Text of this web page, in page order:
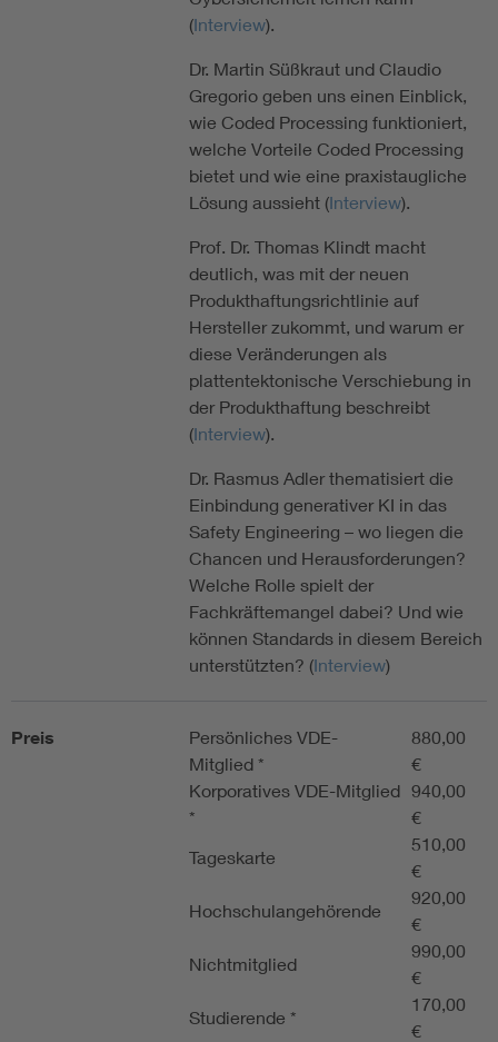
(Interview).
Dr. Martin Süßkraut und Claudio
Gregorio geben uns einen Einblick,
wie Coded Processing funktioniert,
welche Vorteile Coded Processing
bietet und wie eine praxistaugliche
Lösung aussieht (Interview).
Prof. Dr. Thomas Klindt macht
deutlich, was mit der neuen
Produkthaftungsrichtlinie auf
Hersteller zukommt, und warum er
diese Veränderungen als
plattentektonische Verschiebung in
der Produkthaftung beschreibt
(Interview).
Dr. Rasmus Adler thematisiert die
Einbindung generativer KI in das
Safety Engineering – wo liegen die
Chancen und Herausforderungen?
Welche Rolle spielt der
Fachkräftemangel dabei? Und wie
können Standards in diesem Bereich
unterstützten? (Interview)
Preis
Persönliches VDE-
Mitglied *
880,00
€
Korporatives VDE-Mitglied
*
940,00
€
Tageskarte
510,00
€
Hochschulangehörende
920,00
€
Nichtmitglied
990,00
€
Studierende *
170,00
€